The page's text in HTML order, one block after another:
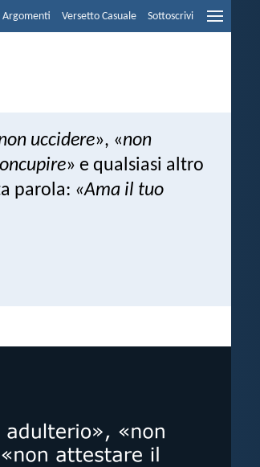
Argomenti Versetto Casuale Sottoscrivi
uccidere», «non
» e qualsiasi altro
parola: «Ama il tuo